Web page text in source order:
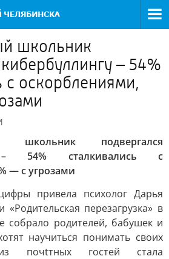
школьник
– 54%
с оскорблениями,
подвергался
– 54% сталкивались с
— с угрозами
привела психолог Дарья
перезагрузка» в
собрало родителей, бабушек и
научиться понимать своих
почtтных гостей стала